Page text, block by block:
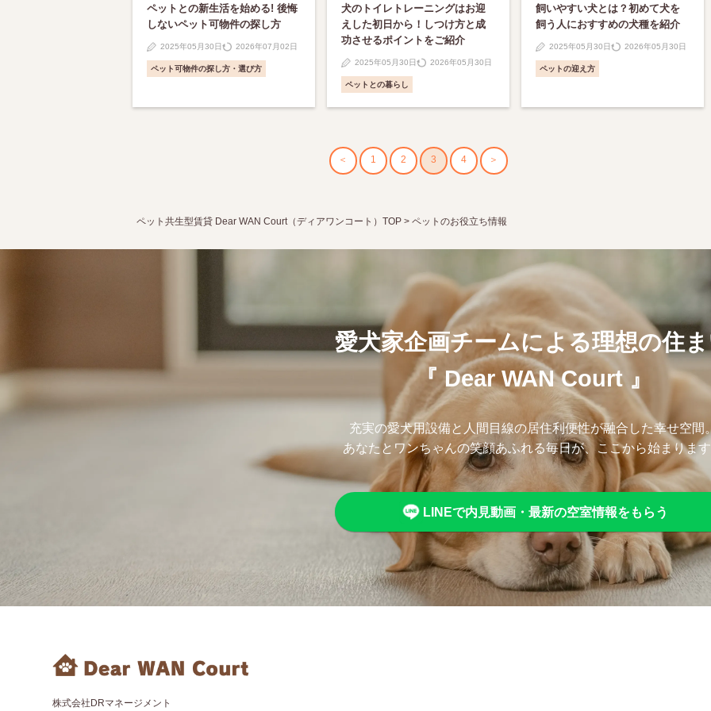
ペットとの新生活を始める! 後悔
しないペット可物件の探し方
2025年05月30日 2026年07月02日
ペット可物件の探し方・選び方
犬のトイレトレーニングはお迎
えした初日から！しつけ方と成
功させるポイントをご紹介
2025年05月30日 2026年05月30日
ペットとの暮らし
飼いやすい犬とは？初めて犬を
飼う人におすすめの犬種を紹介
2025年05月30日 2026年05月30日
ペットの迎え方
＜ 1 2 3 4 ＞
ペット共生型賃貸 Dear WAN Court（ディアワンコート）TOP > ペットのお役立ち情報
愛犬家企画チームによる理想の住
『 Dear WAN Court 』
充実の愛犬用設備と人間目線の居住利便性が融合した幸せ空間
あなたとワンちゃんの笑顔あふれる毎日が、ここから始まりま
LINEで内見動画・最新の空室情報をもらう
株式会社DRマネージメント